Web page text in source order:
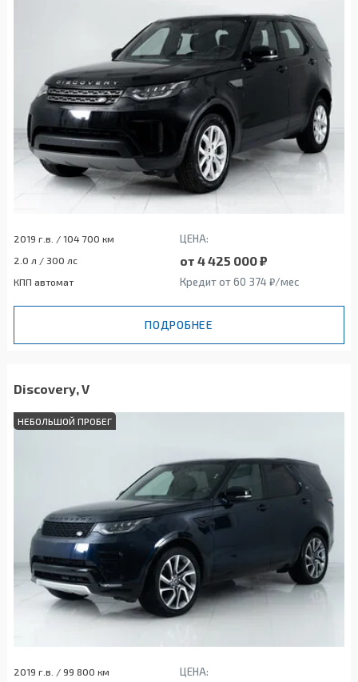
2019 г.в. / 104 700 км ЦЕНА:
2.0 л / 300 лс от 4 425 000 ₽
КПП автомат Кредит от 60 374 ₽/мес
ПОДРОБНЕЕ
Discovery, V
НЕБОЛЬШОЙ ПРОБЕГ
2019 г.в. / 99 800 км ЦЕНА: